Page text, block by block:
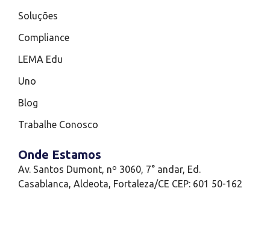
Soluções
Compliance
LEMA Edu
Uno
Blog
Trabalhe Conosco
Onde Estamos
Av. Santos Dumont, nº 3060, 7° andar, Ed.
Casablanca, Aldeota, Fortaleza/CE CEP: 601 50-162